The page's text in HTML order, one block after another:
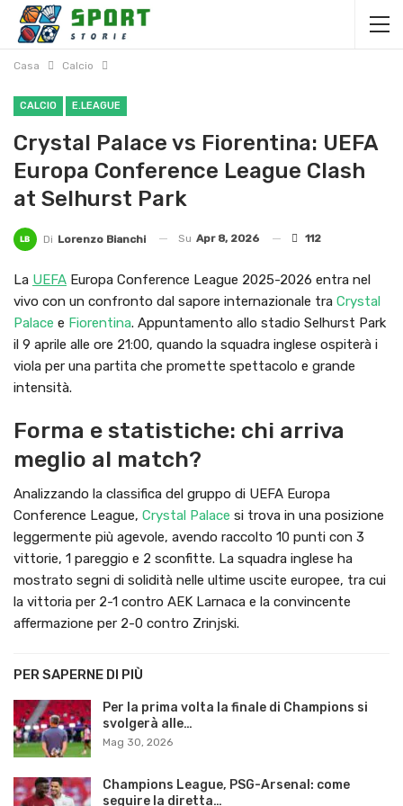
Casa Calcio
CALCIO E.LEAGUE
Crystal Palace vs Fiorentina: UEFA
Europa Conference League Clash
at Selhurst Park
Di Lorenzo Bianchi Su Apr 8, 2026 112
La UEFA Europa Conference League 2025-2026 entra nel
vivo con un confronto dal sapore internazionale tra Crystal
Palace e Fiorentina. Appuntamento allo stadio Selhurst Park
il 9 aprile alle ore 21:00, quando la squadra inglese ospiterà i
viola per una partita che promette spettacolo e grande
intensità.
Forma e statistiche: chi arriva
meglio al match?
Analizzando la classifica del gruppo di UEFA Europa
Conference League, Crystal Palace si trova in una posizione
leggermente più agevole, avendo raccolto 10 punti con 3
vittorie, 1 pareggio e 2 sconfitte. La squadra inglese ha
mostrato segni di solidità nelle ultime uscite europee, tra cui
la vittoria per 2-1 contro AEK Larnaca e la convincente
affermazione per 2-0 contro Zrinjski.
PER SAPERNE DI PIÙ
Per la prima volta la finale di Champions si
svolgerà alle…
Mag 30, 2026
Champions League, PSG-Arsenal: come
seguire la diretta…